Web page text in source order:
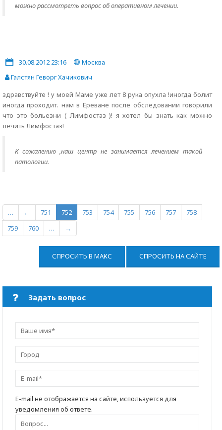
можно рассмотреть вопрос об оперативном лечении.
30.08.2012 23:16
Москва
Галстян Геворг Хачикович
здравствуйте ! у моей Маме уже лет 8 рука опухла !иногда болит
иногда проходит. нам в Ереване после обследовании говорили
что это больезни ( Лимфостаз )! я хотел бы знать как можно
лечить Лимфостаз!
К сожалению ,наш центр не занимается лечением такой
патологии.
… ← 751 752 753 754 755 756 757
758
759
760 … →
СПРОСИТЬ В МАКС СПРОСИТЬ НА САЙТЕ
Задать вопрос
E-mail не отображается на сайте, используется для
уведомления об ответе.